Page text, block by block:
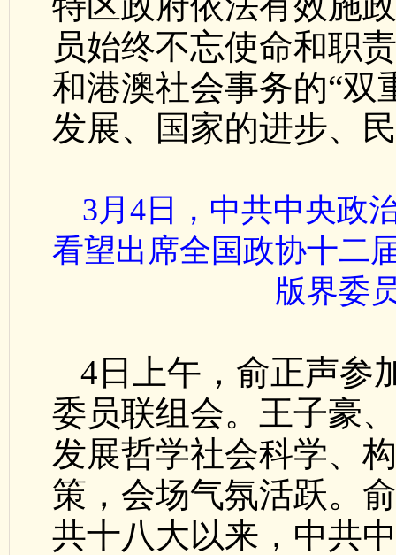
员始终不忘使命和职
和港澳社会事务的“双
发展、国家的进步、
3月4日，中共中央政
看望出席全国政协十二
版界委
4日上午，俞正声参
委员联组会。王子豪
发展哲学社会科学、
策，会场气氛活跃。
共十八大以来，中共